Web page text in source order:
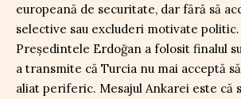
europeană de securitate, dar fără să
selective sau excluderi motivate politic.
Președintele Erdoğan a folosit finalul
a transmite că Turcia nu mai acceptă
aliat periferic. Mesajul Ankarei este că